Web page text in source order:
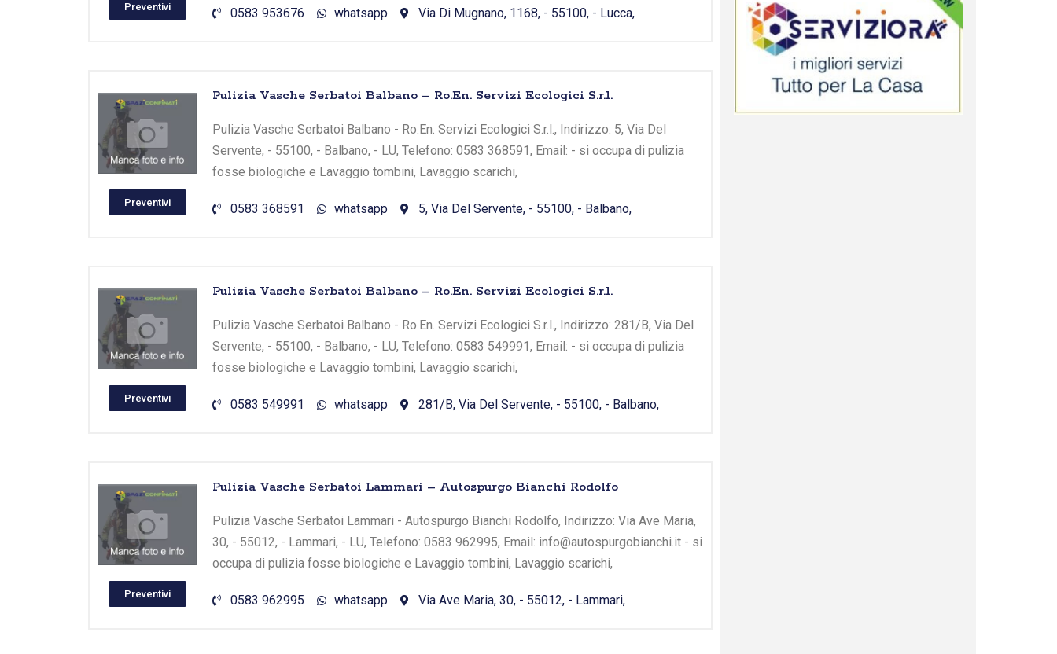
Preventivi 0583 953676 whatsapp Via Di Mugnano, 1168, - 55100, - Lucca,
Preventivi
Pulizia Vasche Serbatoi Balbano – Ro.En. Servizi Ecologici S.r.l.
Pulizia Vasche Serbatoi Balbano - Ro.En. Servizi Ecologici S.r.l., Indirizzo: 5, Via Del
Servente, - 55100, - Balbano, - LU, Telefono: 0583 368591, Email: - si occupa di pulizia
fosse biologiche e Lavaggio tombini, Lavaggio scarichi,
0583 368591 whatsapp 5, Via Del Servente, - 55100, - Balbano,
Preventivi
Pulizia Vasche Serbatoi Balbano – Ro.En. Servizi Ecologici S.r.l.
Pulizia Vasche Serbatoi Balbano - Ro.En. Servizi Ecologici S.r.l., Indirizzo: 281/B, Via Del
Servente, - 55100, - Balbano, - LU, Telefono: 0583 549991, Email: - si occupa di pulizia
fosse biologiche e Lavaggio tombini, Lavaggio scarichi,
0583 549991 whatsapp 281/B, Via Del Servente, - 55100, - Balbano,
Preventivi
Pulizia Vasche Serbatoi Lammari – Autospurgo Bianchi Rodolfo
Pulizia Vasche Serbatoi Lammari - Autospurgo Bianchi Rodolfo, Indirizzo: Via Ave Maria,
30, - 55012, - Lammari, - LU, Telefono: 0583 962995, Email: info@autospurgobianchi.it - si
occupa di pulizia fosse biologiche e Lavaggio tombini, Lavaggio scarichi,
0583 962995 whatsapp Via Ave Maria, 30, - 55012, - Lammari,